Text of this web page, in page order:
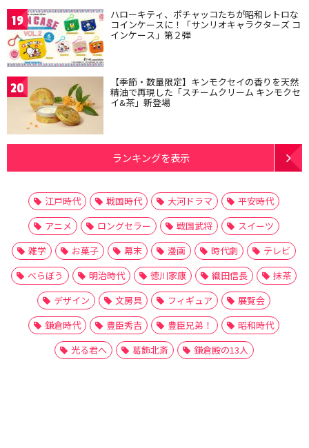
19 ハローキティ、ポチャッコたちが昭和レトロな
コインケースに！「サンリオキャラクターズ コ
インケース」第２弾
20 【季節・数量限定】キンモクセイの香りを天然
精油で再現した「スチームクリーム キンモクセ
イ&茶」新登場
ランキングを表示
江戸時代 戦国時代 大河ドラマ
平安時代
アニメ
ロングセラー 戦国武将
スイーツ
雑学
お菓子 幕末 漫画 時代劇
テレビ
べらぼう
明治時代 徳川家康 織田信長
抹茶
デザイン
文房具 フィギュア
展覧会
鎌倉時代
豊臣秀吉 豊臣兄弟！
昭和時代
光る君へ
葛飾北斎 鎌倉殿の13人